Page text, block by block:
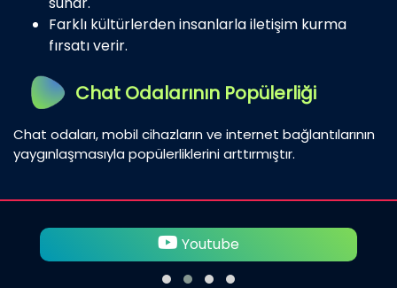
Farklı kültürlerden insanlarla iletişim kurma
fırsatı verir.
Chat Odalarının Popülerliği
Chat odaları, mobil cihazların ve internet bağlantılarının
yaygınlaşmasıyla popülerliklerini arttırmıştır.
Twitter